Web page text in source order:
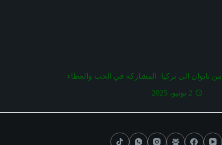
من تايوان الى تركيا- المشاركة في الحب والعطاء
2 يونيو، 2025